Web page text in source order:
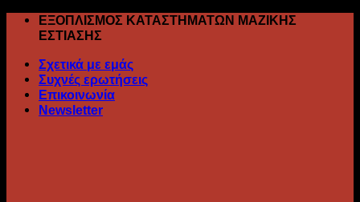
Skip
ΕΞΟΠΛΙΣΜΟΣ ΚΑΤΑΣΤΗΜΑΤΩΝ ΜΑΖΙΚΗΣ
ΕΣΤΙΑΣΗΣ
Σχετικά με εμάς
Συχνές ερωτήσεις
Επικοινωνία
Newsletter